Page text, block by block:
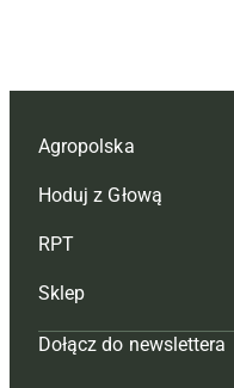
Agropolska
Redakcja
Reklama
Tagi
Mapa serwisu
Hoduj z Głową
Hoduj z głową bydło
Hoduj z głową świnie
Prenumerata
RPT
Redakcja
Prenumerata
Sklep
Czasopisma i prenumerata
Dołącz do newslettera